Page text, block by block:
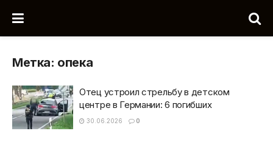
Метка: опека
Отец устроил стрельбу в детском
центре в Германии: 6 погибших
30.06.2026 0